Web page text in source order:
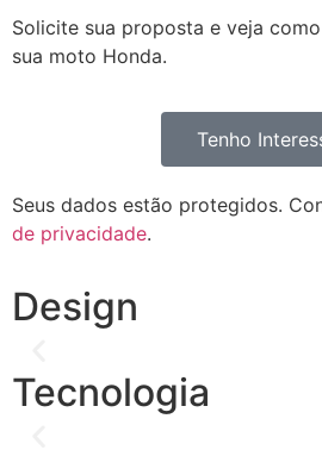
Solicite sua proposta e veja
sua moto Honda.
Tenho
Seus dados estão protegidos.
de privacidade.
Design
Design forte, robusto e
foi projetado para durar e resistir a
a que for exigido.
Tecnologia
Moderno painel digital com um visor